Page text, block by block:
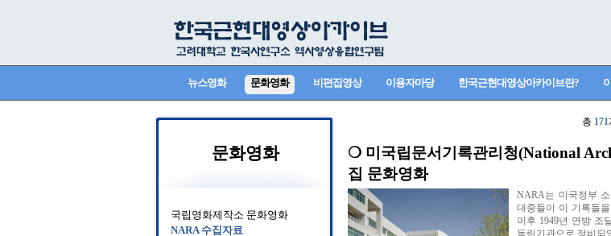
뉴스영화 문화영화 비편집영상 이용자마당 한국근현대영상아카이브란?
문화영화
국립영화제작소 문화영화
NARA 수집자료
총 171
❍ 미국립문서기록관리청(National
집 문화영화
NARA는 미국정부
대중들이 이 기록들
이후 1949년 연방 조
독립기관으로 정비되